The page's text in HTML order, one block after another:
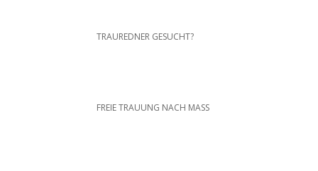
Traurednerein München,
Leidenschaft
SKIP TO CONTENT
TRAUREDNER GESUCHT?
FREIE TRAUUNG NACH MASS